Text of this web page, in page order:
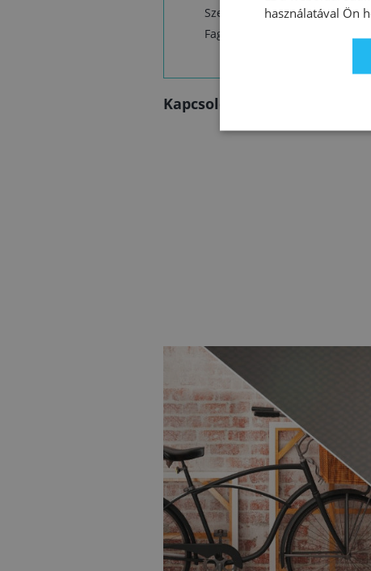
Szerszámok tisztítása: vízzel
Fagymentes helyen tárolja!
Kapcsolódó termékek
használatával Ön